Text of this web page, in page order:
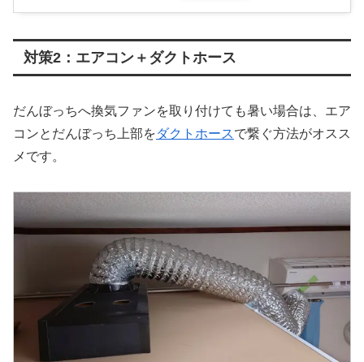
対策2：エアコン＋ダクトホース
だんぼっちへ換気ファンを取り付けても暑い場合は、エア
コンとだんぼっち上部をダクトホースで繋ぐ方法がオスス
メです。